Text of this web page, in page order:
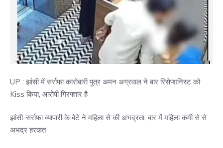
UP : झांसी में सर्राफा कारोबारी पुत्र अमन अग्रवाल ने बार रिसेप्शनिस्ट को
Kiss किया, आरोपी गिरफ्तार है
झांसी-सर्राफा व्यापारी के बेटे ने महिला से की अभद्रता, बार में महिला कर्मी से से
अभद्र हरकत